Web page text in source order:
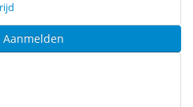
Aanmelden